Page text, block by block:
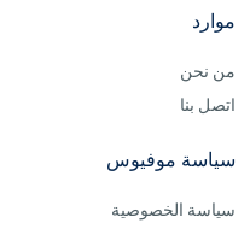
موارد
من نحن
اتصل بنا
سياسة موفيوس
سياسة الخصوصية